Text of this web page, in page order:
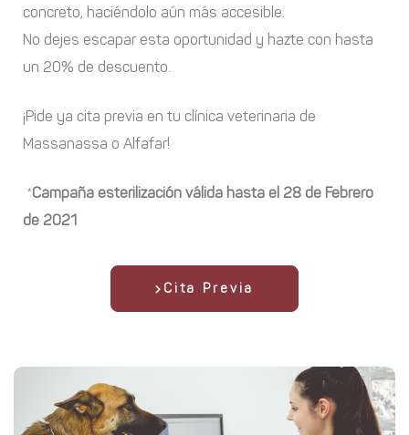
concreto, haciéndolo aún más accesible.
No dejes escapar esta oportunidad y hazte con hasta
un 20% de descuento.
¡Pide ya cita previa en tu clínica veterinaria de
Massanassa o Alfafar!
*Campaña esterilización válida hasta el 28 de Febrero
de 2021
Cita Previa